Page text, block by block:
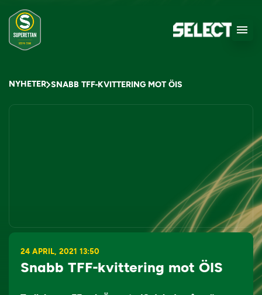
NYHETER SNABB TFF-KVITTERING MOT ÖIS
24 APRIL, 2021 13:50
Snabb TFF-kvittering mot ÖIS